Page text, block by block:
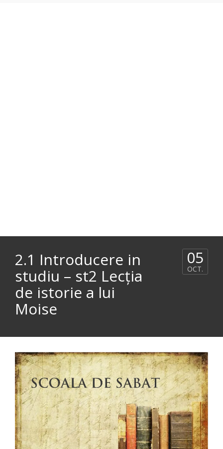
2.1 Introducere in
studiu – st2 Lecţia
de istorie a lui
Moise
05
OCT.